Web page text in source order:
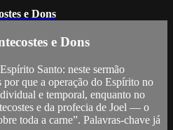
e Dons
e Dons
Santo: neste sermão
que a operação do Espírito no
e temporal, enquanto no
e da profecia de Joel — o
toda a carne”. Palavras-chave já